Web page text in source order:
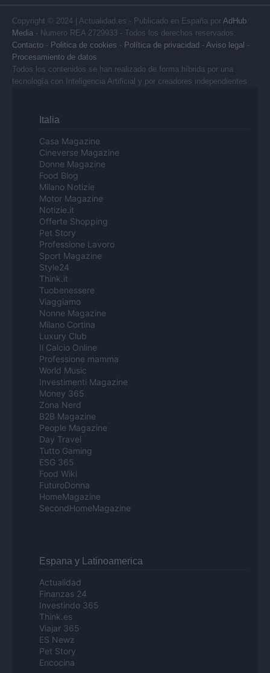
Copyright © 2024 | Actualidad.es - Publicado en España por AdHub
Media - Numero REA 2729933 - Todos los derechos reservados.
Contacto - Politica de cookies - Política de privacidad - Aviso legal -
Procesamiento de datos
Todos los contenidos se han realizado de forma híbrida por una
tecnología con Inteligencia Artificial y por creadores independientes
Italia
Casa Magazine
Cineverse Magazine
Donne Magazine
Food Blog
Milano Notizie
Motor Magazine
Notizie.it
Offerte Shopping
Pet Story
Professione Lavoro
Sport Magazine
Style24
Think.it
Tuobenessere
Viaggiamo
Nonne Magazine
Milano Cortina
Luxury Club
Il Calcio Online
Professione mamma
World Music
Investimenti Magazine
Money 365
Zona Nerd
B2B Magazine
People Magazine
Day Travel
Tutto Gaming
ESG 365
Food Wiki
FuturoDonna
HomeMagazine
SecondHomeMagazine
Espana y Latinoamerica
Actualidad
Finanzas 24
Investindo 365
Think.es
Viajar 365
ES Newz
Pet Story
Encocina